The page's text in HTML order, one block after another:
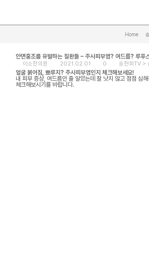
Home
안면홍조를 유발하는 질환들 – 주사피부염? 여드름? 루푸
이소한의원 2021.02.01 0 송현희TV >
얼굴 붉어짐, 뾰루지? 주사피부염인지 체크해보세요!
내 피부 증상, 여드름인 줄 알았는데 잘 낫지 않고 점점 심
체크해보시기를 바랍니다.